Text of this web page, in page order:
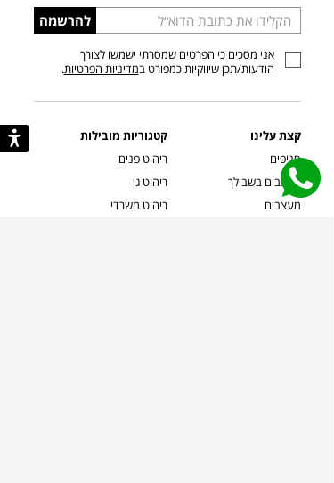
הכניסו
כתובת
דוא”ל
להרשמה
אני מסכים כי הפרטים שמסרתי ישמשו לצורך
הודעות/תכן שיווקיות כמפורט במדיניות הפרטיות.
קצת עלינו
סניפים
מעצבים בשבילך
מעצבים
קטגוריות מובילות
ריהוט פנים
ריהוט גן
ריהוט משרדי